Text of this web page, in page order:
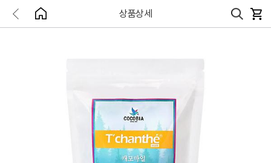
상품상세